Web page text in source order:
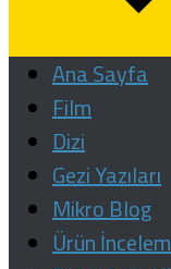
Ana Sayfa
Film
Dizi
Gezi Yazıları
Mikro Blog
Ürün